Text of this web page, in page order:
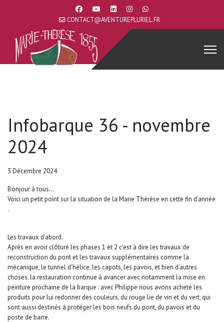
CONTACT@AVENTUREPLURIEL.FR
Infobarque 36 - novembre
2024
3 Décembre 2024
Bonjour à tous...
Voici un petit point sur la situation de la Marie Thérèse en cette fin d’année
.
Les travaux d’abord.
Après en avoir clôturé les phases 1 et 2 c'est à dire les travaux de
reconstruction du pont et les travaux supplémentaires comme la
mécanique, le tunnel d'hélice, les capots, les pavois, et bien d’autres
choses, la restauration continue à avancer avec notamment la mise en
peinture prochaine de la barque : avec Philippe nous avons acheté les
produits pour lui redonner des couleurs, du rouge lie de vin et du vert, qui
sont aussi destinés à protéger les bois neufs du pont, du pavois et du
poste de barre.